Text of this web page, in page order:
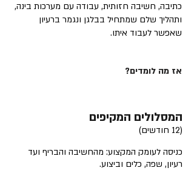
כתיבה, חשיבה חזותית, עבודה עם מערכות בינה,
ותהליך שלם שמתחיל בבלגן ונגמר ברעיון
שאפשר לעבוד איתו.
אז מה לומדים?
המסלולים המקיפים
(12 חודשים)
כניסה לעומק המקצוע: מהחשיבה והבריף ועד
רעיון, שפה, כלים וביצוע.